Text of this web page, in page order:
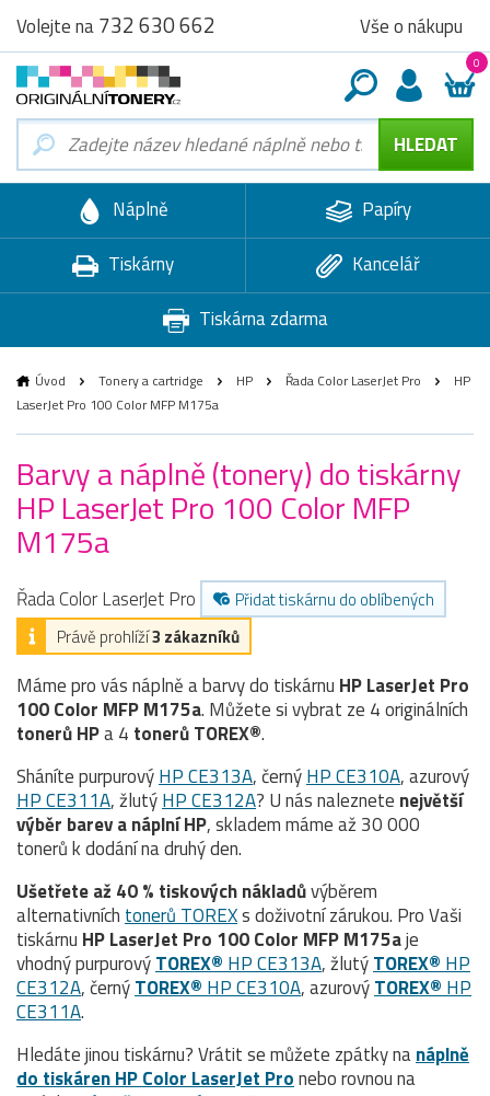
Volejte na732 630 662 Vše o nákupu
0
Náplně
Papíry
Tiskárny
Kancelář
Tiskárna zdarma
Úvod Tonery a cartridge HP Řada Color LaserJet Pro
HP
LaserJet Pro 100 Color MFP M175a
Barvy a náplně (tonery) do tiskárny
HP LaserJet Pro 100 Color MFP
M175a
Řada Color LaserJet Pro
Přidat tiskárnu do oblíbených
Právě prohlíží3 zákazníků
Máme pro vás náplně a barvy do tiskárnu HP LaserJet Pro
100 Color MFP M175a. Můžete si vybrat ze 4 originálních
tonerůHPa 4 tonerů TOREX®.
Sháníte purpurovýHP CE313A, černýHP CE310A, azurový
HP CE311A, žlutýHP CE312A? U nás naleznete největší
výběr barev a náplní HP, skladem máme až 30 000
tonerů k dodání na druhý den.
Ušetřete až 40 % tiskových nákladůvýběrem
alternativních tonerů TOREXs doživotní zárukou. Pro Vaši
tiskárnu HP LaserJet Pro 100 Color MFP M175aje
vhodný purpurovýTOREX® HP CE313A, žlutýTOREX® HP
CE312A, černýTOREX® HP CE310A, azurovýTOREX® HP
CE311A.
Hledáte jinou tiskárnu? Vrátit se můžete zpátky nanáplně
do tiskáren HP Color LaserJet Pronebo rovnou na